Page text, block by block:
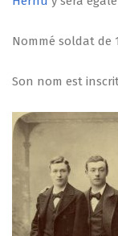
Nommé soldat de
Son nom est